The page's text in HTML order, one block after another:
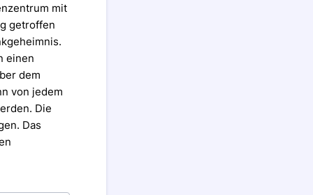
mit
getroffen
einen
dem
von jedem
Die
Das